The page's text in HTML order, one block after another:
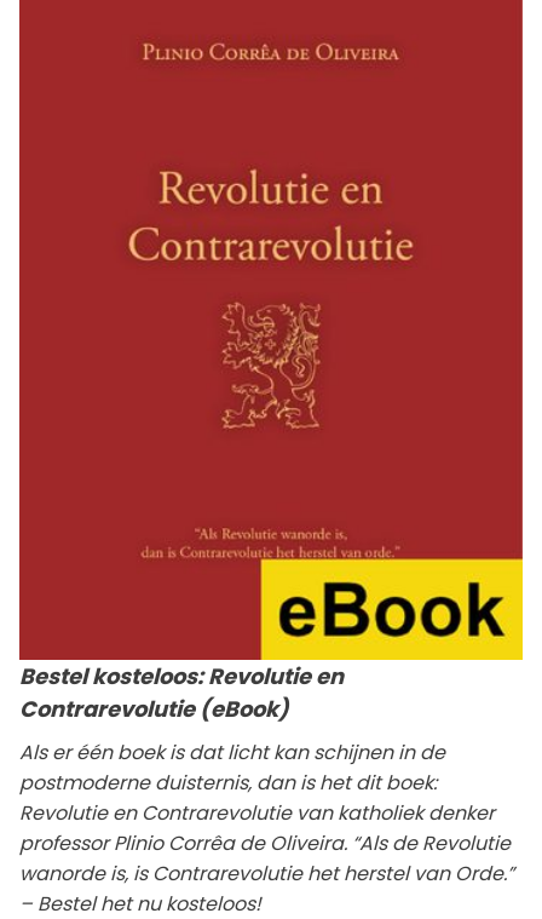
Bestel kosteloos: Revolutie en
Contrarevolutie (eBook)
Als er één boek is dat licht kan schijnen in de
postmoderne duisternis, dan is het dit boek:
Revolutie en Contrarevolutie van katholiek denker
professor Plinio Corrêa de Oliveira. “Als de Revolutie
wanorde is, is Contrarevolutie het herstel van Orde.”
– Bestel het nu kosteloos!